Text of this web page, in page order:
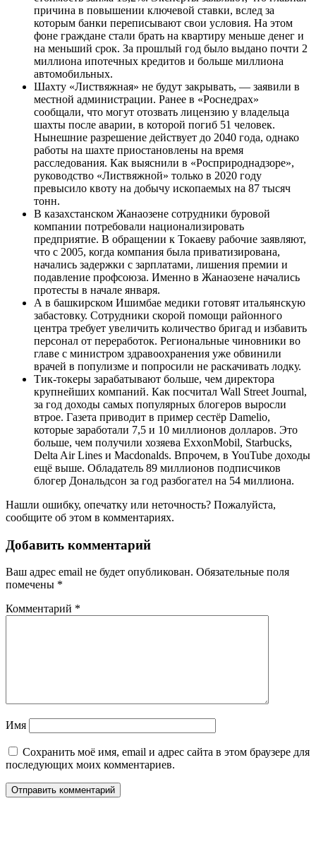
причина в повышении ключевой ставки, вслед за
которым банки переписывают свои условия. На этом
фоне граждане стали брать на квартиру меньше денег и
на меньший срок. За прошлый год было выдано почти 2
миллиона ипотечных кредитов и больше миллиона
автомобильных.
Шахту «Листвяжная» не будут закрывать, — заявили в
местной администрации. Ранее в «Роснедрах»
сообщали, что могут отозвать лицензию у владельца
шахты после аварии, в которой погиб 51 человек.
Нынешние разрешение действует до 2040 года, однако
работы на шахте приостановлены на время
расследования. Как выяснили в «Росприроднадзоре»,
руководство «Листвяжной» только в 2020 году
превысило квоту на добычу ископаемых на 87 тысяч
тонн.
В казахстанском Жанаозене сотрудники буровой
компании потребовали национализировать
предприятие. В обращении к Токаеву рабочие заявляют,
что с 2005, когда компания была приватизирована,
начались задержки с зарплатами, лишения премии и
подавление профсоюза. Именно в Жанаозене начались
протесты в начале января.
А в башкирском Ишимбае медики готовят итальянскую
забастовку. Сотрудники скорой помощи районного
центра требует увеличить количество бригад и избавить
персонал от переработок. Региональные чиновники во
главе с министром здравоохранения уже обвинили
врачей в популизме и попросили не раскачивать лодку.
Тик-токеры зарабатывают больше, чем директора
крупнейших компаний. Как посчитал Wall Street Journal,
за год доходы самых популярных блогеров выросли
втрое. Газета приводит в пример сестёр Damelio,
которые заработали 7,5 и 10 миллионов долларов. Это
больше, чем получили хозяева ExxonMobil, Starbucks,
Delta Air Lines и Macdonalds. Впрочем, в YouTube доходы
ещё выше. Обладатель 89 миллионов подписчиков
блогер Дональдсон за год разбогател на 54 миллиона.
Нашли ошибку, опечатку или неточность? Пожалуйста,
сообщите об этом в комментариях.
Добавить комментарий
Ваш адрес email не будет опубликован. Обязательные поля
помечены *
Комментарий *
Имя
Сохранить моё имя, email и адрес сайта в этом браузере для
последующих моих комментариев.